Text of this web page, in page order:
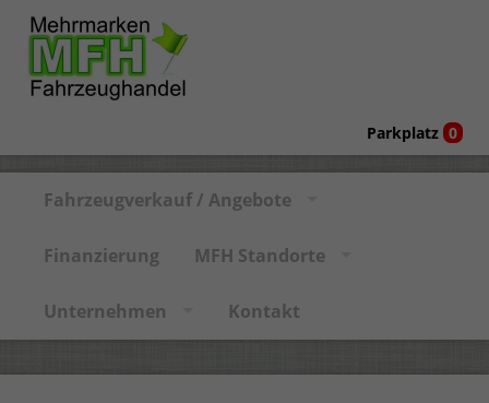
Parkplatz 0
Fahrzeugverkauf / Angebote
Finanzierung MFH Standorte
Unternehmen Kontakt